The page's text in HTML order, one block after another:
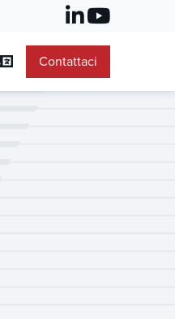
Contattaci